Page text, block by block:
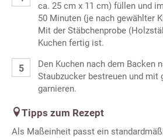
ca. 25 cm x 11 cm) füllen und
50 Minuten (je nach gewählter
Mit der Stäbchenprobe
Kuchen fertig ist.
Den Kuchen nach dem Backen
Staubzucker bestreuen und mit
garnieren.
Tipps zum Rezept
Als Maßeinheit passt ein